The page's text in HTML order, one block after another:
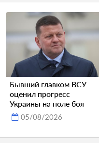
Бывший главком ВСУ
оценил прогресс
Украины на поле боя
05/08/2026